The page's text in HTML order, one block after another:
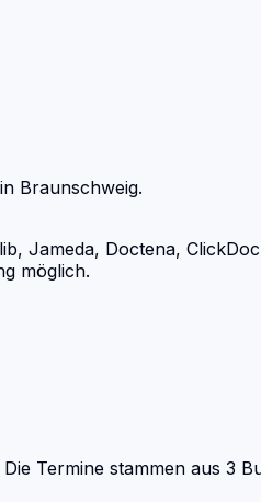
in Braunschweig.
Jameda, Doctena,
möglich.
Die Termine stammen aus 3